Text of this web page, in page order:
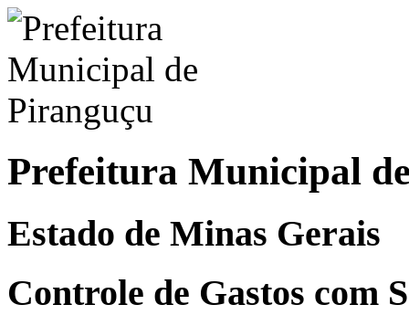
Prefeitura Municipal
Estado de Minas Gerais
Controle de Gastos com